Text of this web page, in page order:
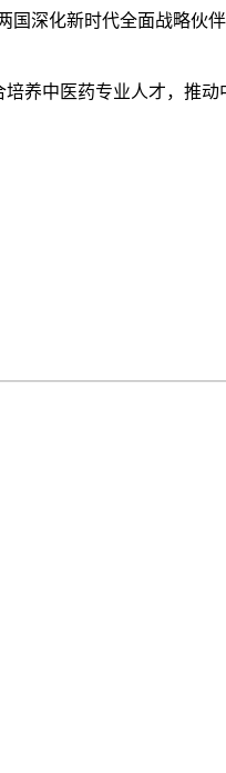
国深化新时代全面战略伙
养中医药专业人才，推